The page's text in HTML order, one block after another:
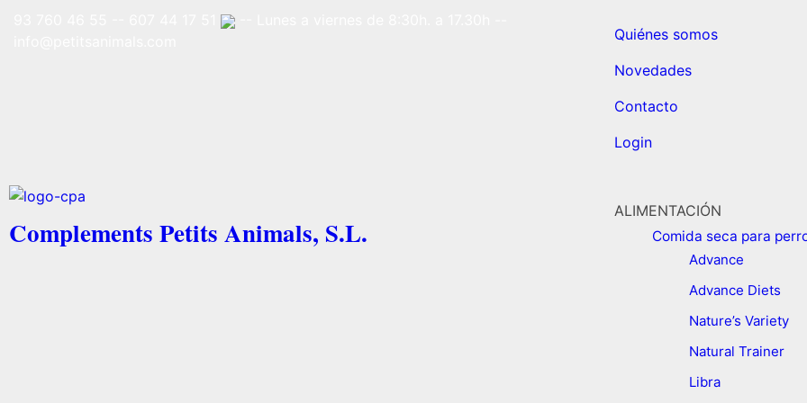
Quiénes somos
Novedades
Contacto
Login
Complements Petits Animals, S.L.
ALIMENTACIÓN
Comida seca para
Advance
Advance Diets
Nature’s Variety
Natural Trainer
Libra